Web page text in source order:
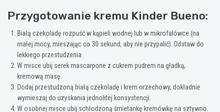
Przygotowanie kremu Kinder Bueno:
Białą czekoladę rozpuść w kąpieli wodnej lub w mikrofalówce (na
małej mocy, mieszając co 30 sekund, aby nie przypalić). Odstaw do
lekkiego przestudzenia.
W misce ubij serek mascarpone z cukrem pudrem na gładką,
kremową masę.
Dodaj przestudzoną białą czekoladę i krem orzechowy, dokładnie
wymieszaj do uzyskania jednolitej konsystencji.
W osobnej misce ubij schłodzoną śmietankę kremówkę na sztywno.